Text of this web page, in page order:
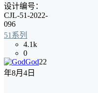
设计编号：
CJL-51-2022-
096
51系列
4.1k
0
God22
年8月4日